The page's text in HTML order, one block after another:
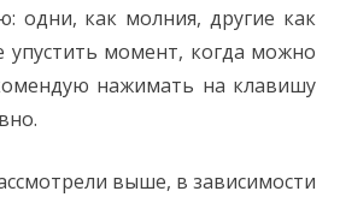
одни, как молния, другие как
упустить момент, когда можно
нажимать на клавишу
выше, в зависимости